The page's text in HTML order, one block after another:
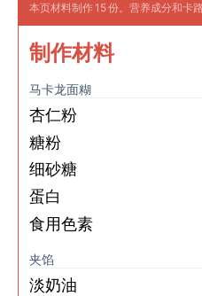
本页材料制作15份。营养成分和卡
制作材料
马卡龙面糊
杏仁粉
糖粉
细砂糖
蛋白
食用色素
夹馅
淡奶油